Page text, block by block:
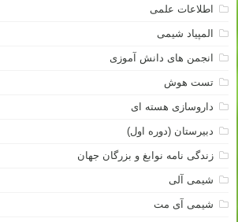
اطلاعات علمی
المپیاد شیمی
انجمن های دانش آموزی
تست هوش
داروسازی هسته ای
دبیرستان (دوره اول)
زندگی نامه نوابغ و بزرگان جهان
شیمی آلی
شیمی آی مت